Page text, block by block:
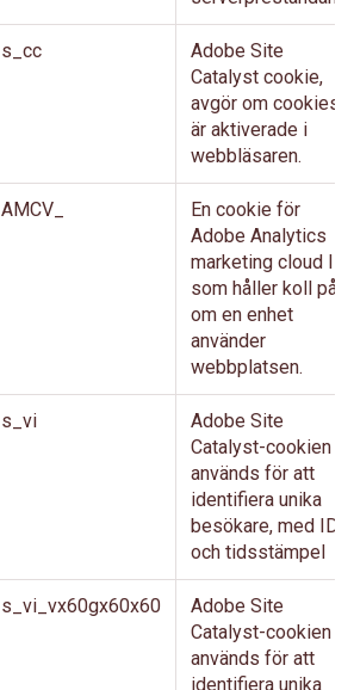
s_cc
Adobe Site
Catalyst cookie,
avgör om cookies
är aktiverade i
webbläsaren.
AMCV_
En cookie för
Adobe Analytics
marketing cloud ID,
som håller koll på
om en enhet
använder
webbplatsen.
s_vi
Adobe Site
Catalyst-cookien
används för att
identifiera unika
besökare, med ID
och tidsstämpel
s_vi_vx60gx60x60
Adobe Site
Catalyst-cookien
används för att
identifiera unika